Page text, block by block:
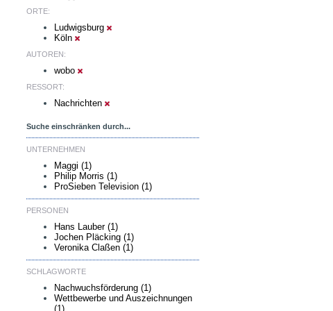
ORTE:
Ludwigsburg
Köln
AUTOREN:
wobo
RESSORT:
Nachrichten
Suche einschränken durch...
UNTERNEHMEN
Maggi (1)
Philip Morris (1)
ProSieben Television (1)
PERSONEN
Hans Lauber (1)
Jochen Pläcking (1)
Veronika Claßen (1)
SCHLAGWORTE
Nachwuchsförderung (1)
Wettbewerbe und Auszeichnungen
(1)